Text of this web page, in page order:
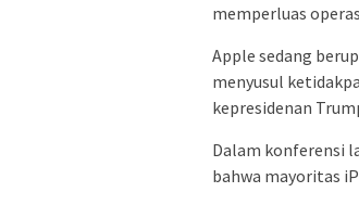
memperluas
Apple sedang
menyusul
kepresidenan
Dalam konferensi
bahwa mayoritas